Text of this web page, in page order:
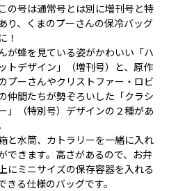
の号は通常号とは別に増刊号と特
り、くまのプーさんの保冷バッグ
！
が蜂を見ている姿がかわいい「ハ
トデザイン」（増刊号）と、原作
プーさんやクリストファー・ロビ
仲間たちが勢ぞろいした「クラシ
」（特別号）デザインの２種があ
と水筒、カトラリーを一緒に入れ
できます。高さがあるので、お弁
にミニサイズの保存容器を入れる
きる仕様のバッグです。